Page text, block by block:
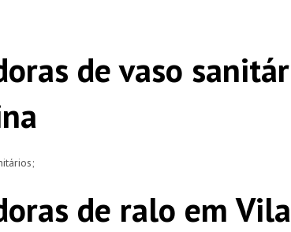
de vaso
de ralo em Vila